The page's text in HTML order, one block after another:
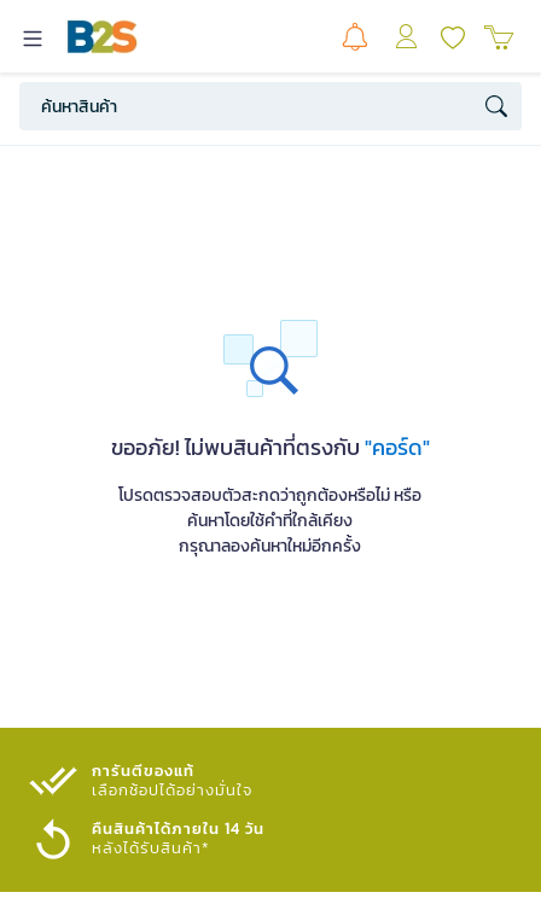
ขออภัย! ไม่พบสินค้าที่ตรงกับ"คอร์ด"
โปรดตรวจสอบตัวสะกดว่าถูกต้องหรือไม่ หรือ
ค้นหาโดยใช้คำที่ใกล้เคียง
กรุณาลองค้นหาใหม่อีกครั้ง
การันตีของแท้
เลือกช้อปได้อย่างมั่นใจ​
คืนสินค้าได้ภายใน 14 วัน
หลังได้รับสินค้า*